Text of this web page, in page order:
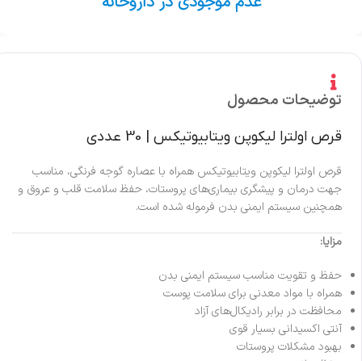
توضیحات محصول
قرص اولترا لیکوپن ویتابیوتیکس | 30 عددی
قرص اولترا لیکوپن ویتابیوتیکس همراه با عصاره گوجه فرنگی، مناسب
جهت درمان و پیشگری بیماری‌های پروستات، حفظ سلامت قلب و عروق و
همچنین سیستم ایمنی بدن فرموله شده است.
مزایا:
حفظ و تقویت مناسب سیستم ایمنی بدن
همراه با مواد معدنی برای سلامت پوست
محافظت در برابر رادیکال‌های آزاد
آنتی اکسیدانی بسیار قوی
بهبود مشکلات پروستات